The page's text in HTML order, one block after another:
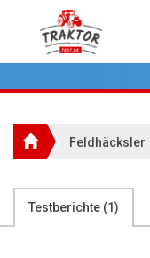
Feldhäcksler
Testberichte (1)